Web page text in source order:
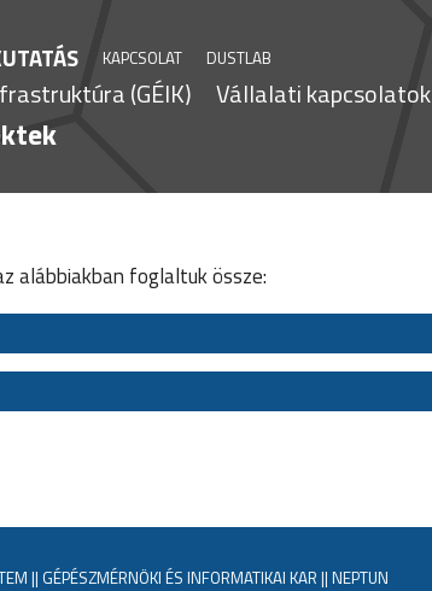
KAPCSOLAT DUSTLAB
(GÉIK) Vállalati kapcsolatok
alábbiakban foglaltuk össze:
|| GÉPÉSZMÉRNÖKI ÉS INFORMATIKAI KAR || NEPTUN